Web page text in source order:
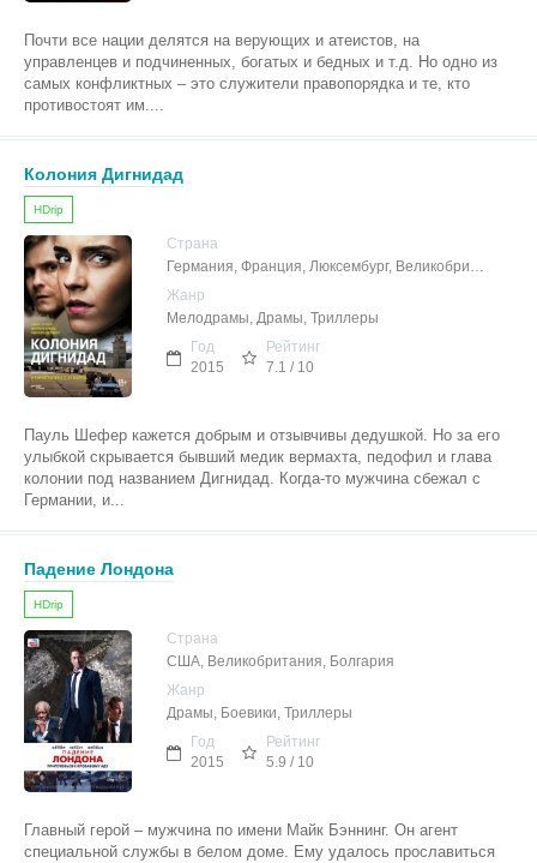
Почти все нации делятся на верующих и атеистов, на
управленцев и подчиненных, богатых и бедных и т.д. Но одно из
самых конфликтных – это служители правопорядка и те, кто
противостоят им....
Колония Дигнидад
HDrip
Страна
Германия, Франция, Люксембург, Великобритания, США
Жанр
Мелодрамы, Драмы, Триллеры
Год
2015
Рейтинг
7.1 / 10
Пауль Шефер кажется добрым и отзывчивы дедушкой. Но за его
улыбкой скрывается бывший медик вермахта, педофил и глава
колонии под названием Дигнидад. Когда-то мужчина сбежал с
Германии, и...
Падение Лондона
HDrip
Страна
США, Великобритания, Болгария
Жанр
Драмы, Боевики, Триллеры
Год
2015
Рейтинг
5.9 / 10
Главный герой – мужчина по имени Майк Бэннинг. Он агент
специальной службы в белом доме. Ему удалось прославиться